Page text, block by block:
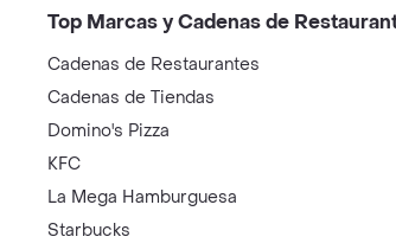
Top Marcas y Cadenas de
Cadenas de Restaurantes
Cadenas de Tiendas
Domino's Pizza
KFC
La Mega Hamburguesa
Starbucks